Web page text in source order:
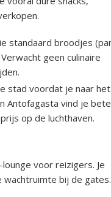
standaard broodjes
geen culinaire
stad voordat je naar het
Antofagasta vind je
op de luchthaven.
voor reizigers. Je
bij de gates.